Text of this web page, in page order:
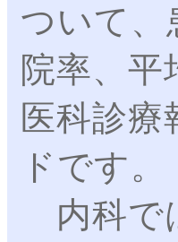
ついて、
院率、
医科診
ドです。
内科で